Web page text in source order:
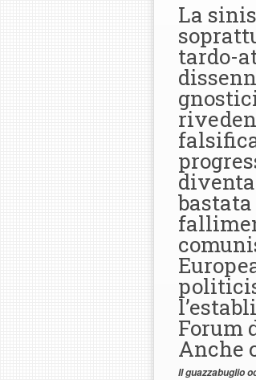
La
tardo-
Forum
Anche
Il guazzabuglio